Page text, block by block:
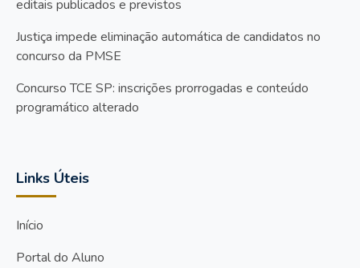
editais publicados e previstos
Justiça impede eliminação automática de candidatos no
concurso da PMSE
Concurso TCE SP: inscrições prorrogadas e conteúdo
programático alterado
Links Úteis
Início
Portal do Aluno